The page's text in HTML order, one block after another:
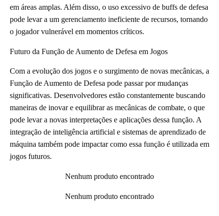
em áreas amplas. Além disso, o uso excessivo de buffs de defesa
pode levar a um gerenciamento ineficiente de recursos, tornando
o jogador vulnerável em momentos críticos.
Futuro da Função de Aumento de Defesa em Jogos
Com a evolução dos jogos e o surgimento de novas mecânicas, a
Função de Aumento de Defesa pode passar por mudanças
significativas. Desenvolvedores estão constantemente buscando
maneiras de inovar e equilibrar as mecânicas de combate, o que
pode levar a novas interpretações e aplicações dessa função. A
integração de inteligência artificial e sistemas de aprendizado de
máquina também pode impactar como essa função é utilizada em
jogos futuros.
Nenhum produto encontrado
Nenhum produto encontrado